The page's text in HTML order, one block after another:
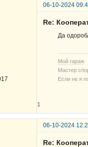
06-10-2024
Re:
Да
Мой гараж
Мастер
Если не я
1
06-10-2024
Re: